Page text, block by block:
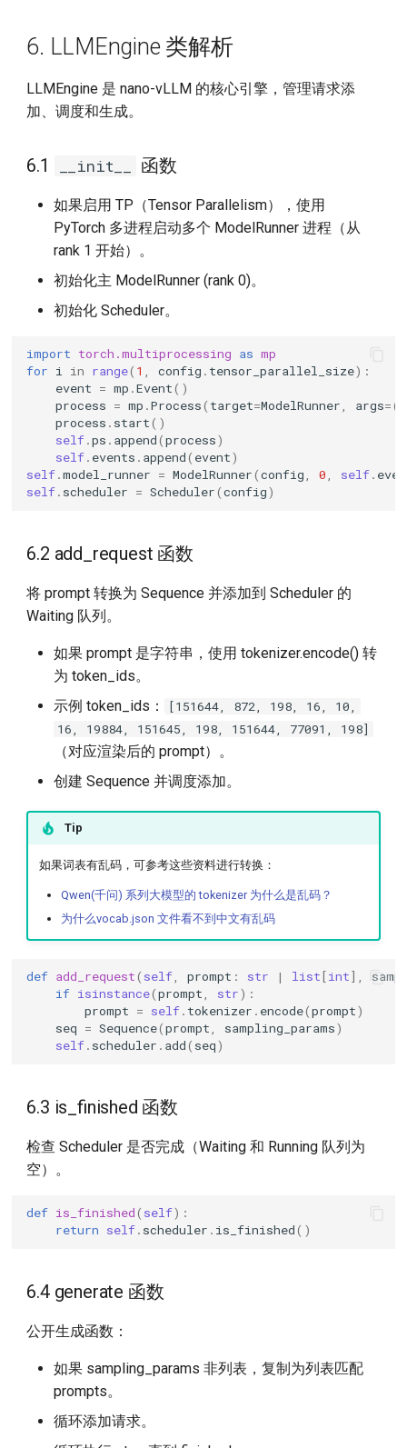
6. LLMEngine 类解析
LLMEngine 是 nano-vLLM 的核心引擎，管理请求添
加、调度和生成。
6.1 __init__ 函数
如果启用 TP（Tensor Parallelism），使用
PyTorch 多进程启动多个 ModelRunner 进程（从
rank 1 开始）。
初始化主 ModelRunner (rank 0)。
初始化 Scheduler。
import torch.multiprocessing as mp
for i in range( 1 , config . tensor_parallel_size):
event = mp .Event()
process = mp .Process( target=ModelRunner, args=(
process . start()
self.ps . append(process)
self. events . append( event)
self.model_runner = ModelRunner(config, 0, self.
self. scheduler = Scheduler(config)
6.2 add_request 函数
将 prompt 转换为 Sequence 并添加到 Scheduler 的
Waiting 队列。
如果 prompt 是字符串，使用 tokenizer.encode() 转
为 token_ids。
示例 token_ids：
[151644, 872, 198, 16, 10,
16, 19884, 151645, 198, 151644, 77091, 198]
（对应渲染后的 prompt）。
创建 Sequence 并调度添加。
Tip
如果词表有乱码，可参考这些资料进行转换：
Qwen(千问) 系列大模型的 tokenizer 为什么是乱码？
为什么vocab.json 文件看不到中文有乱码
def add_request( self, prompt : str | list [int],
if isinstance(prompt, str):
prompt = self. tokenizer . encode(prompt)
seq = Sequence(prompt, sampling_params)
self. scheduler . add( seq)
6.3 is_finished 函数
检查 Scheduler 是否完成（Waiting 和 Running 队列为
空）。
def is_finished( self):
return self. scheduler . is_finished()
6.4 generate 函数
公开生成函数：
如果 sampling_params 非列表，复制为列表匹配
prompts。
循环添加请求。